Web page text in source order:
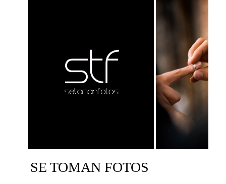
SE TOMAN FOTOS